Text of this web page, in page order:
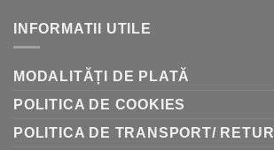
INFORMATII UTILE
MODALITĂȚI DE PLATĂ
POLITICA DE COOKIES
POLITICA DE TRANSPORT/ RETUR